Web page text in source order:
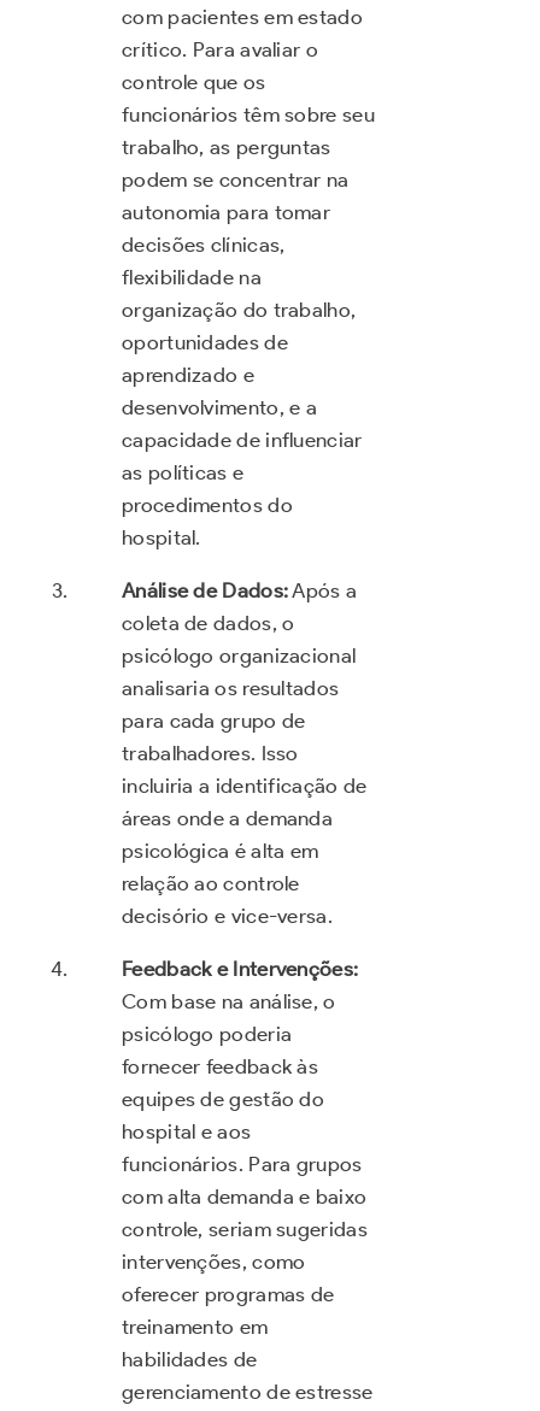
com pacientes em estado
crítico. Para avaliar o
controle que os
funcionários têm sobre seu
trabalho, as perguntas
podem se concentrar na
autonomia para tomar
decisões clínicas,
flexibilidade na
organização do trabalho,
oportunidades de
aprendizado e
desenvolvimento, e a
capacidade de influenciar
as políticas e
procedimentos do
hospital.
Análise de Dados:Após a
coleta de dados, o
psicólogo organizacional
analisaria os resultados
para cada grupo de
trabalhadores. Isso
incluiria a identificação de
áreas onde a demanda
psicológica é alta em
relação ao controle
decisório e vice-versa.
Feedback e Intervenções:
Com base na análise, o
psicólogo poderia
fornecer feedback às
equipes de gestão do
hospital e aos
funcionários. Para grupos
com alta demanda e baixo
controle, seriam sugeridas
intervenções, como
oferecer programas de
treinamento em
habilidades de
gerenciamento de estresse